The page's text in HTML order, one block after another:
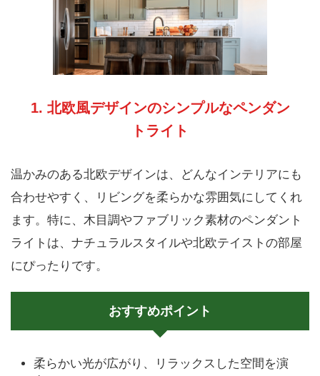
1. 北欧風デザインのシンプルなペンダン
トライト
温かみのある北欧デザインは、どんなインテリアにも
合わせやすく、リビングを柔らかな雰囲気にしてくれ
ます。特に、木目調やファブリック素材のペンダント
ライトは、ナチュラルスタイルや北欧テイストの部屋
にぴったりです。
おすすめポイント
柔らかい光が広がり、リラックスした空間を演